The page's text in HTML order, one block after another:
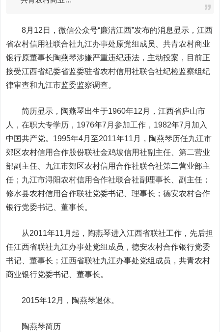
8月12日，微信公众号“廉洁江西”发布的消息显示，江西
省农村信用社联合社九江办事处原党组成员、共青农村商业
银行原董事长陶燕琴涉嫌严重违纪违法，主动投案，目前正
接受江西省纪委省监委驻省农村信用社联合社纪检监察组纪
律审查和九江市监委监察调查。
简历显示，陶燕琴出生于1960年12月，江西省庐山市
人，在职大专学历，1976年7月参加工作，1982年7月加入
中国共产党。1995年4月至2011年11月，陶燕琴历任九江市
郊区农村信用合作股份联社金鸡坡信用社副主任、第二营业
部副主任、九江市郊区农村信用合作社联合社第二营业部主
任；九江市浔阳农村信用合作社联合社副理事长、副主任；
修水县农村信用合作联社党委书记、理事长；德安农村合作
银行党委书记、董事长。
从2011年11月起，陶燕琴进入江西省联社工作，先后担
任江西省联社九江办事处党组成员，德安农村合作银行党委
书记、董事长；江西省联社九江办事处党组成员，共青农村
商业银行党委书记、董事长。
2015年12月，陶燕琴退休。
陶燕琴简历